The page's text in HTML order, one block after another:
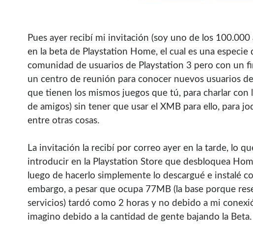
Pues ayer recibí­ mi invitación (soy uno de los
en la beta de Playstation Home, el cual es una especie
comunidad de usuarios de Playstation 3 pero con un
un centro de reunión para conocer nuevos usuarios
que tienen los mismos juegos que tú, para charlar con
de amigos) sin tener que usar el XMB para ello, para
entre otras cosas.
La invitación la recibí­ por correo ayer en la tarde, lo
introducir en la Playstation Store que desbloquea
luego de hacerlo simplemente lo descargué e instalé
embargo, a pesar que ocupa 77MB (la base porque
servicios) tardó como 2 horas y no debido a mi
imagino debido a la cantidad de gente bajando la Beta.